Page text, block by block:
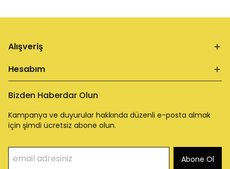
Alışveriş
Hesabım
Bizden Haberdar Olun
Kampanya ve duyurular hakkında düzenli e-posta almak
için şimdi ücretsiz abone olun.
Abone Ol